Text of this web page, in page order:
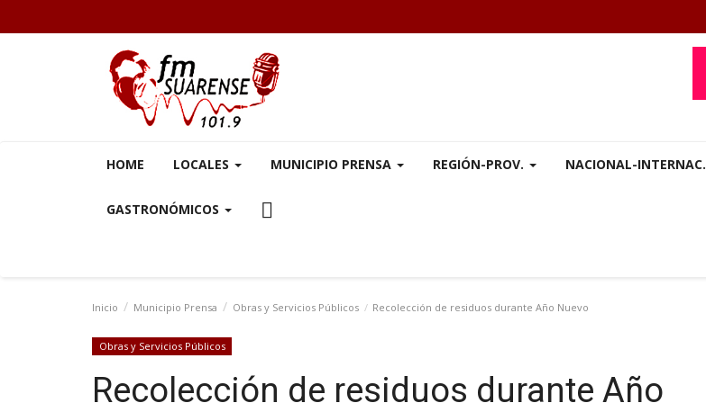
HOME LOCALES MUNICIPIO PRENSA REGIÓN-PROV. NACIONAL-INTERNAC.
GASTRONÓMICOS
Inicio Municipio Prensa Obras y Servicios Públicos Recolección de residuos durante Año Nuevo
Obras y Servicios Públicos
Recolección de residuos durante Año